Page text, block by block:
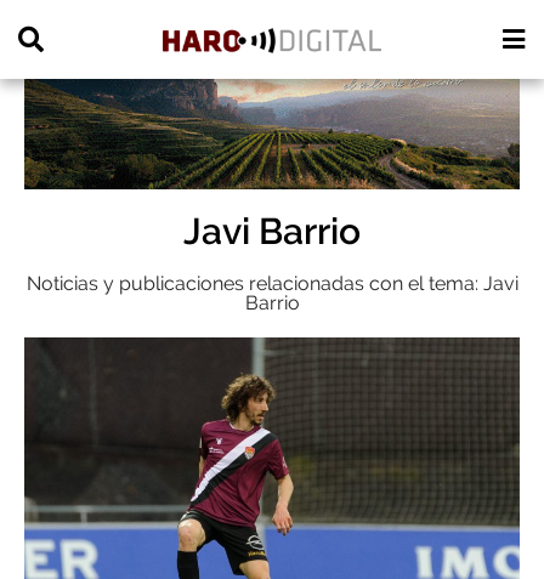
Javi Barrio
Noticias y publicaciones relacionadas con el tema: Javi
Barrio